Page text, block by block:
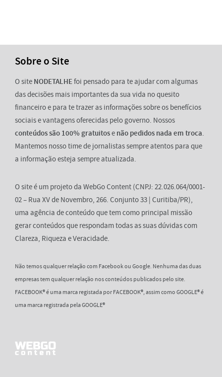
Sobre o Site
O site NODETALHEfoi pensado para te ajudar com algumas
das decisões mais importantes da sua vida no quesito
financeiro e para te trazer as informações sobre os benefícios
sociais e vantagens oferecidas pelo governo. Nossos
conteúdos são 100% gratuitose não pedidos nada em troca.
Mantemos nosso time de jornalistas sempre atentos para que
a informação esteja sempre atualizada.
O site é um projeto da WebGo Content (CNPJ: 22.026.064/0001-
02 – Rua XV de Novembro, 266. Conjunto 33 | Curitiba/PR),
uma agência de conteúdo que tem como principal missão
gerar conteúdos que respondam todas as suas dúvidas com
Clareza, Riqueza e Veracidade.
Não temos qualquer relação com Facebook ou Google. Nenhuma das duas
empresas tem qualquer relação nos conteúdos publicados pelo site.
FACEBOOK® é uma marca registada por FACEBOOK®, assim como GOOGLE® é
uma marca registrada pela GOOGLE®